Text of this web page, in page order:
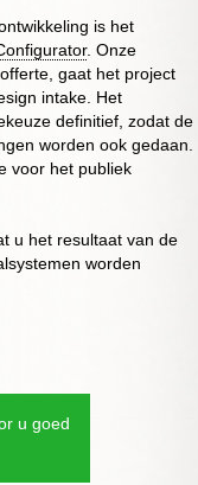
is het
. Onze
gaat het project
intake. Het
definitief, zodat de
worden ook gedaan.
voor het publiek
u het resultaat van de
worden
u goed